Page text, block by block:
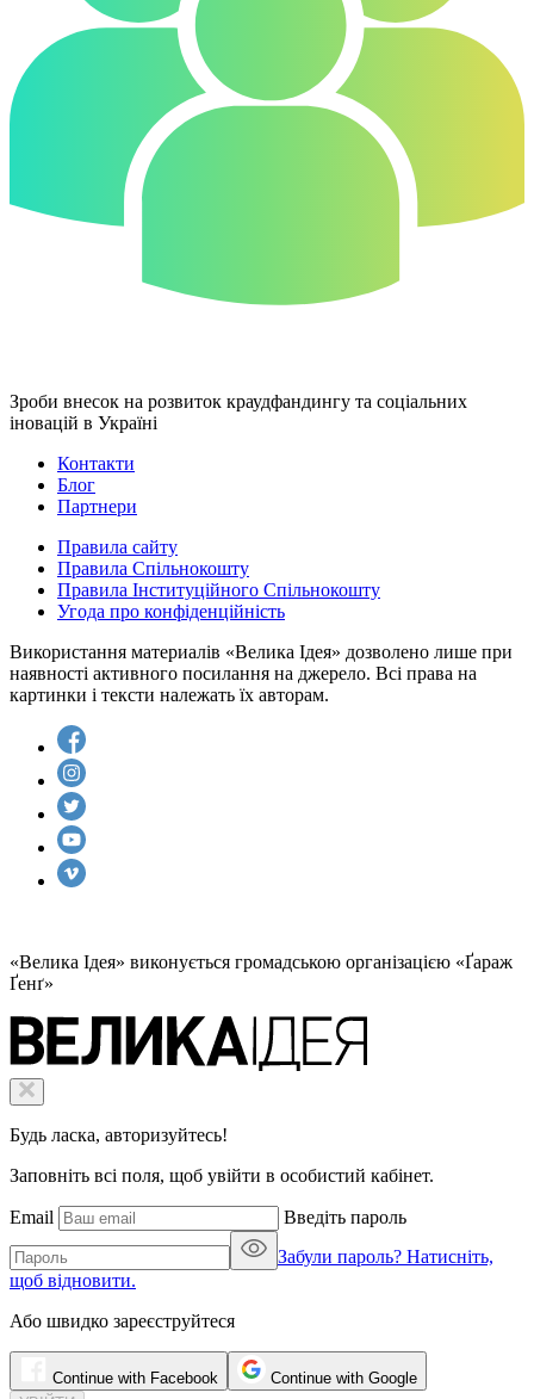
Зроби внесок на розвиток краудфандингу та соціальних
іновацій в Україні
Контакти
Блог
Партнери
Правила сайту
Правила Спільнокошту
Правила Інституційного Спільнокошту
Угода про конфіденційність
Використання материалів «Велика Ідея» дозволено лише при
наявності активного посилання на джерело. Всі права на
картинки і тексти належать їх авторам.
«Велика Ідея» виконується громадською організацією «Ґараж
Ґенґ»
Будь ласка, авторизуйтесь!
Заповніть всі поля, щоб увійти в особистий кабінет.
Email
Введіть пароль
Забули пароль? Натисніть,
щоб відновити.
Або швидко зареєструйтеся
Continue with Facebook Continue with Google